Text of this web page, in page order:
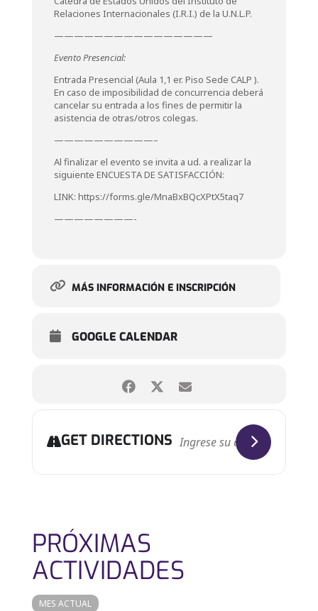
Relaciones Internacionales (I.R.I.) de la U.N.L.P.
————————————————
Evento Presencial:
Entrada Presencial (Aula 1,1 er. Piso Sede CALP ).
En caso de imposibilidad de concurrencia deberá
cancelar su entrada a los fines de permitir la
asistencia de otras/otros colegas.
——————————–
Al finalizar el evento se invita a ud. a realizar la
siguiente ENCUESTA DE SATISFACCIÓN:
LINK: https://forms.gle/MnaBxBQcXPtX5taq7
————————-
MÁS INFORMACIÓN E INSCRIPCIÓN
GOOGLE CALENDAR
GET DIRECTIONS
PRÓXIMAS
ACTIVIDADES
MES ACTUAL